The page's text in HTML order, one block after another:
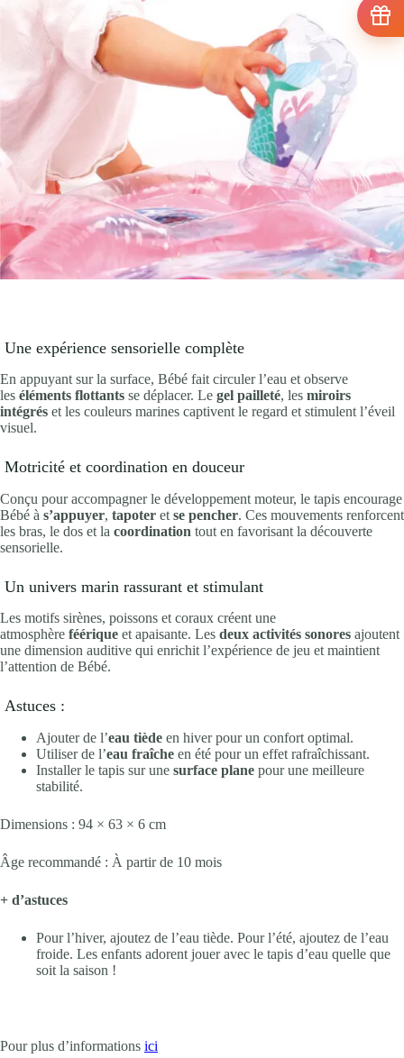
Une expérience sensorielle complète
En appuyant sur la surface, Bébé fait circuler l’eau et observe
les éléments flottants se déplacer. Le gel pailleté, les miroirs
intégrés et les couleurs marines captivent le regard et stimulent l’éveil
visuel.
Motricité et coordination en douceur
Conçu pour accompagner le développement moteur, le tapis encourage
Bébé à s’appuyer, tapoter et se pencher. Ces mouvements renforcent
les bras, le dos et la coordination tout en favorisant la découverte
sensorielle.
Un univers marin rassurant et stimulant
Les motifs sirènes, poissons et coraux créent une
atmosphère féérique et apaisante. Les deux activités sonores ajoutent
une dimension auditive qui enrichit l’expérience de jeu et maintient
l’attention de Bébé.
Astuces :
Ajouter de l’eau tiède en hiver pour un confort optimal.
Utiliser de l’eau fraîche en été pour un effet rafraîchissant.
Installer le tapis sur une surface plane pour une meilleure
stabilité.
Dimensions : 94 × 63 × 6 cm
Âge recommandé : À partir de 10 mois
+ d’astuces
Pour l’hiver, ajoutez de l’eau tiède. Pour l’été, ajoutez de l’eau
froide. Les enfants adorent jouer avec le tapis d’eau quelle que
soit la saison !
Pour plus d’informations ici